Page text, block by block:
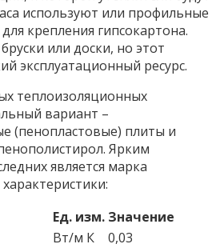
используют или профильные
крепления гипсокартона.
или доски, но этот
эксплуатационный ресурс.
теплоизоляционных
вариант –
(пенопластовые) плиты и
Ярким
является марка
Ед. изм. Значение
Вт/м К
0,03